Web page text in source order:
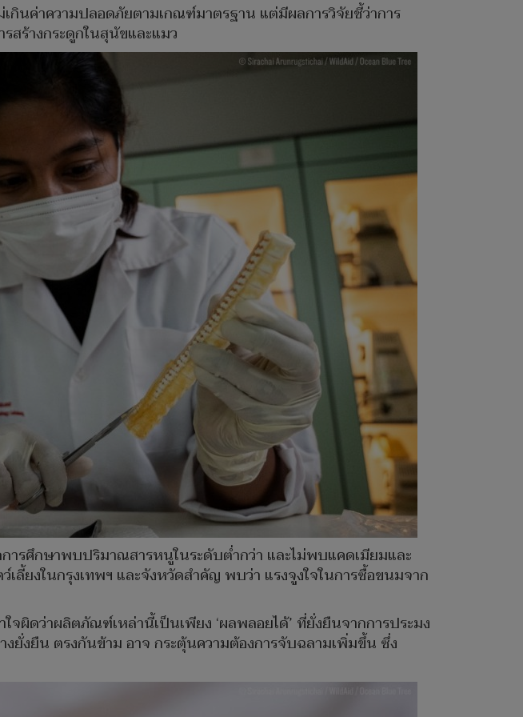
นค่าความปลอดภัยตามเกณฑ์มาตรฐาน แต่มีผลการวิจัยชี้ว่าการ
สร้างกระดูกในสุนัขและแมว
ารศึกษาพบปริมาณสารหนูในระดับต่ำกว่า และไม่พบแคดเมียมและ
ลี้ยงในกรุงเทพฯ และจังหวัดสำคัญ พบว่า แรงจูงใจในการซื้อขนมจาก
ผิดว่าผลิตภัณฑ์เหล่านี้เป็นเพียง ‘ผลพลอยได้’ ที่ยั่งยืนจากการประมง
ยั่งยืน ตรงกันข้าม อาจ กระตุ้นความต้องการจับฉลามเพิ่มขึ้น ซึ่ง